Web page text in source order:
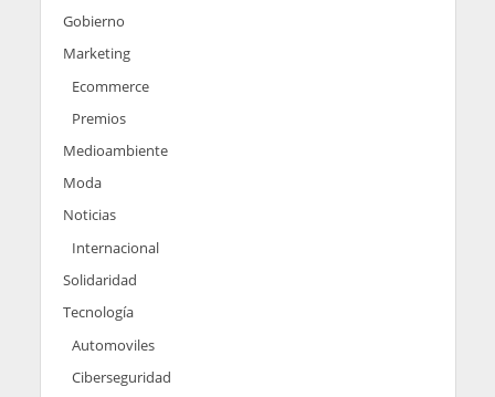
Gobierno
Marketing
Ecommerce
Premios
Medioambiente
Moda
Noticias
Internacional
Solidaridad
Tecnología
Automoviles
Ciberseguridad